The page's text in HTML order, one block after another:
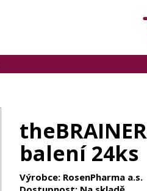
balení 24ks
Výrobce: RosenPharma a.s.